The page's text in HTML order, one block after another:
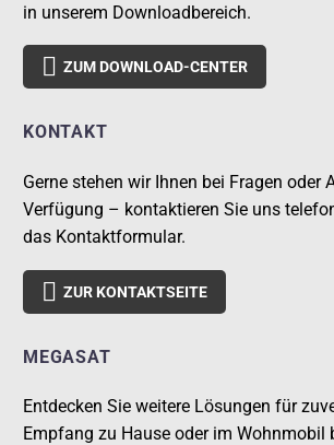
in unserem Downloadbereich.
 ZUM DOWNLOAD-CENTER
KONTAKT
Gerne stehen wir Ihnen bei Fragen oder
Verfügung – kontaktieren Sie uns
das Kontaktformular.
 ZUR KONTAKTSEITE
MEGASAT
Entdecken Sie weitere Lösungen für
Empfang zu Hause oder im Wohnmobil